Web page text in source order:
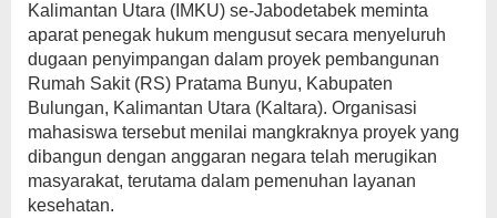
Kalimantan Utara (IMKU) se-Jabodetabek meminta
aparat penegak hukum mengusut secara menyeluruh
dugaan penyimpangan dalam proyek pembangunan
Rumah Sakit (RS) Pratama Bunyu, Kabupaten
Bulungan, Kalimantan Utara (Kaltara). Organisasi
mahasiswa tersebut menilai mangkraknya proyek yang
dibangun dengan anggaran negara telah merugikan
masyarakat, terutama dalam pemenuhan layanan
kesehatan.